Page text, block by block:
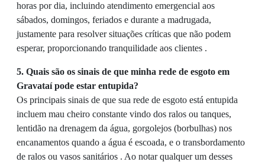
horas por dia, incluindo atendimento emergencial aos
sábados, domingos, feriados e durante a madrugada,
justamente para resolver situações críticas que não podem
esperar, proporcionando tranquilidade aos clientes .
5. Quais são os sinais de que minha rede de esgoto em
Gravataí pode estar entupida?
Os principais sinais de que sua rede de esgoto está entupida
incluem mau cheiro constante vindo dos ralos ou tanques,
lentidão na drenagem da água, gorgolejos (borbulhas) nos
encanamentos quando a água é escoada, e o transbordamento
de ralos ou vasos sanitários . Ao notar qualquer um desses